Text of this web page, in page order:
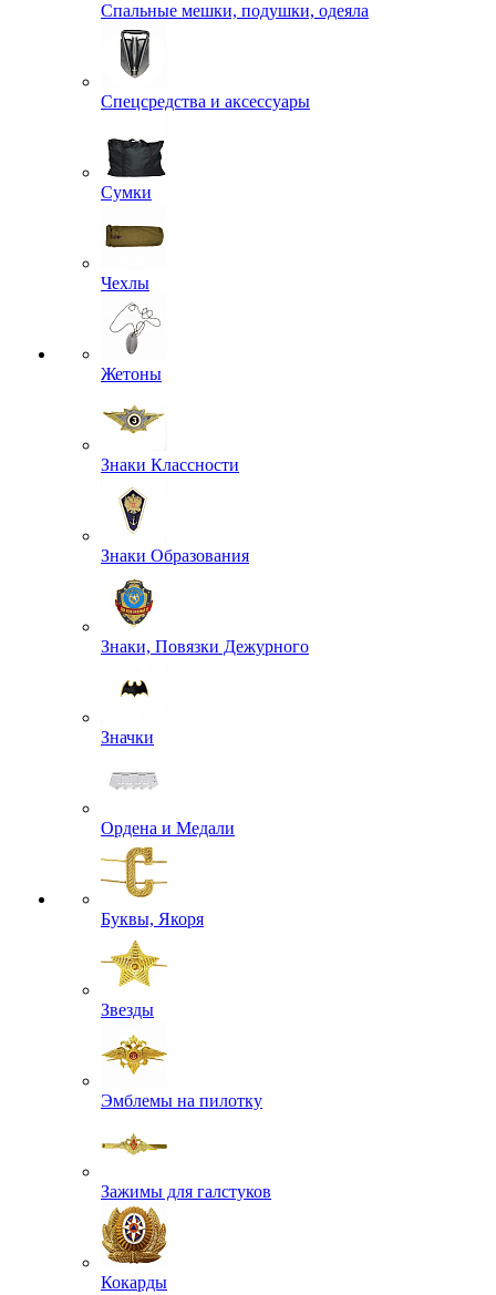
Спальные мешки, подушки, одеяла
Спецсредства и аксессуары
Сумки
Чехлы
Жетоны
Знаки Классности
Знаки Образования
Знаки, Повязки Дежурного
Значки
Ордена и Медали
Буквы, Якоря
Звезды
Эмблемы на пилотку
Зажимы для галстуков
Кокарды